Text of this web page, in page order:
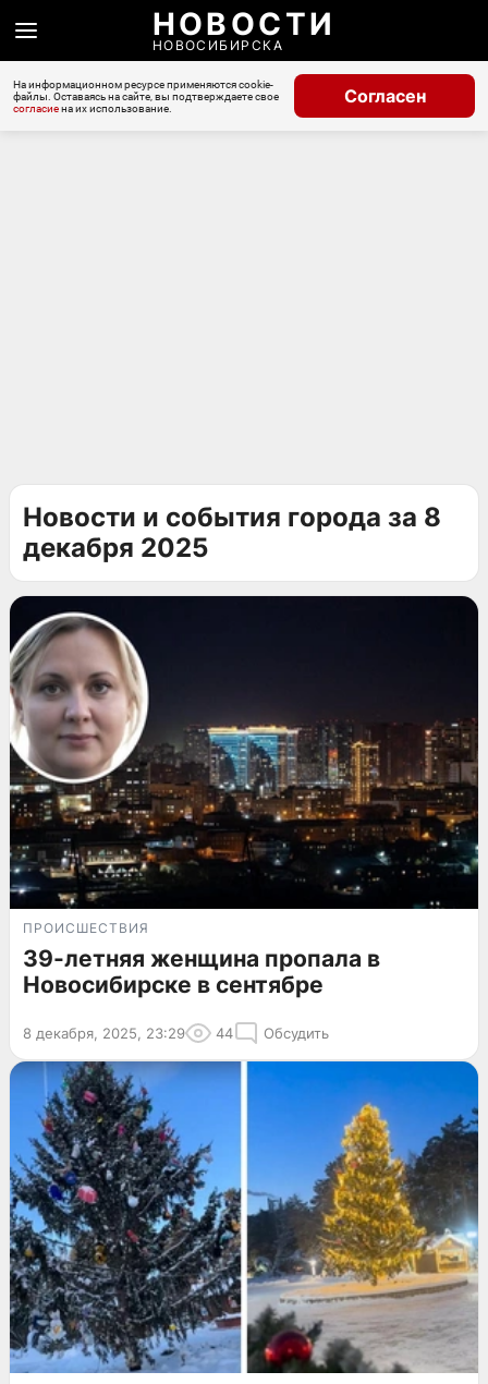
НОВОСТИ
НОВОСИБИРСКА
На информационном ресурсе применяются cookie-
файлы. Оставаясь на сайте, вы подтверждаете свое
согласиена их использование.
Согласен
Новости и события города за 8
декабря 2025
ПРОИСШЕСТВИЯ
39-летняя женщина пропала в
Новосибирске в сентябре
8 декабря, 2025, 23:29 44 Обсудить